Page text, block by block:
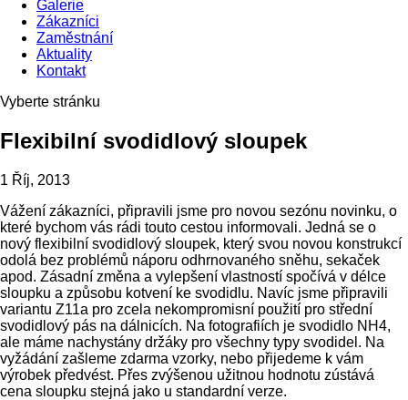
Galerie
Zákazníci
Zaměstnání
Aktuality
Kontakt
Vyberte stránku
Flexibilní svodidlový sloupek
1 Říj, 2013
Vážení zákazníci, připravili jsme pro novou sezónu novinku, o
které bychom vás rádi touto cestou informovali. Jedná se o
nový flexibilní svodidlový sloupek, který svou novou konstrukcí
odolá bez problémů náporu odhrnovaného sněhu, sekaček
apod. Zásadní změna a vylepšení vlastností spočívá v délce
sloupku a způsobu kotvení ke svodidlu. Navíc jsme připravili
variantu Z11a pro zcela nekompromisní použití pro střední
svodidlový pás na dálnicích. Na fotografiích je svodidlo NH4,
ale máme nachystány držáky pro všechny typy svodidel. Na
vyžádání zašleme zdarma vzorky, nebo přijedeme k vám
výrobek předvést. Přes zvýšenou užitnou hodnotu zústává
cena sloupku stejná jako u standardní verze.